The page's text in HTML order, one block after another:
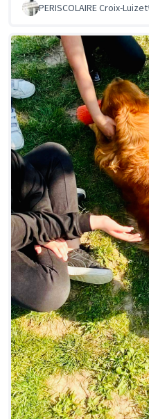
PERISCOLAIRE Croix-Luizet